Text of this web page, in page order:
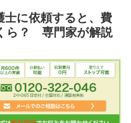
士に依頼すると、費
ら？ 専門家が解説